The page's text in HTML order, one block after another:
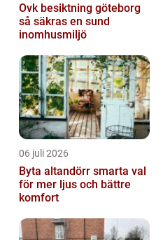
Ovk besiktning göteborg
så säkras en sund
inomhusmiljö
06 juli 2026
Byta altandörr smarta val
för mer ljus och bättre
komfort